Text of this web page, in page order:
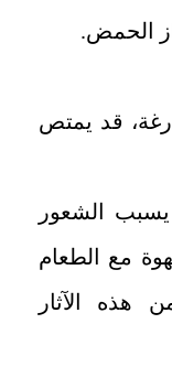
الحمض.
قد يمتص
يسبب الشعور
مع الطعام
هذه الآثار